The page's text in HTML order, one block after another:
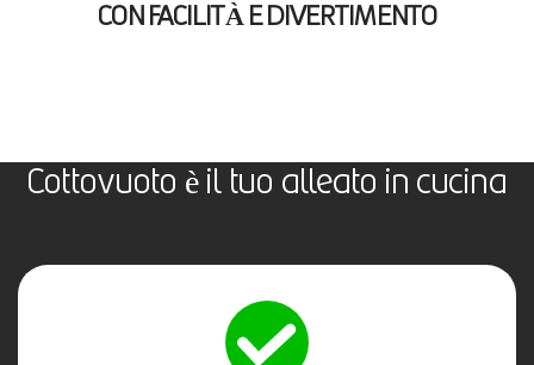
CON FACILITÀ E DIVERTIMENTO
Cottovuoto è il tuo alleato in cucina